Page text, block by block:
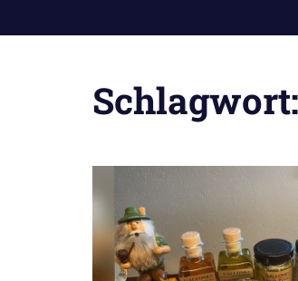
Schlagwort: